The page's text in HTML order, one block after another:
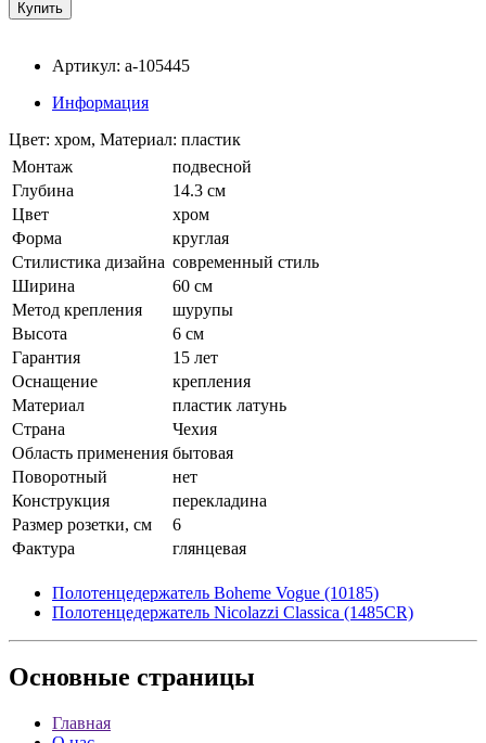
Артикул: a-105445
Информация
Цвет: хром, Материал: пластик
Монтаж
подвесной
Глубина
14.3 см
Цвет
хром
Форма
круглая
Стилистика дизайна современный стиль
Ширина
60 см
Метод крепления
шурупы
Высота
6 см
Гарантия
15 лет
Оснащение
крепления
Материал
пластик латунь
Страна
Чехия
Область применения бытовая
Поворотный
нет
Конструкция
перекладина
Размер розетки, см
6
Фактура
глянцевая
Полотенцедержатель Boheme Vogue (10185)
Полотенцедержатель Nicolazzi Classica (1485CR)
Основные страницы
Главная